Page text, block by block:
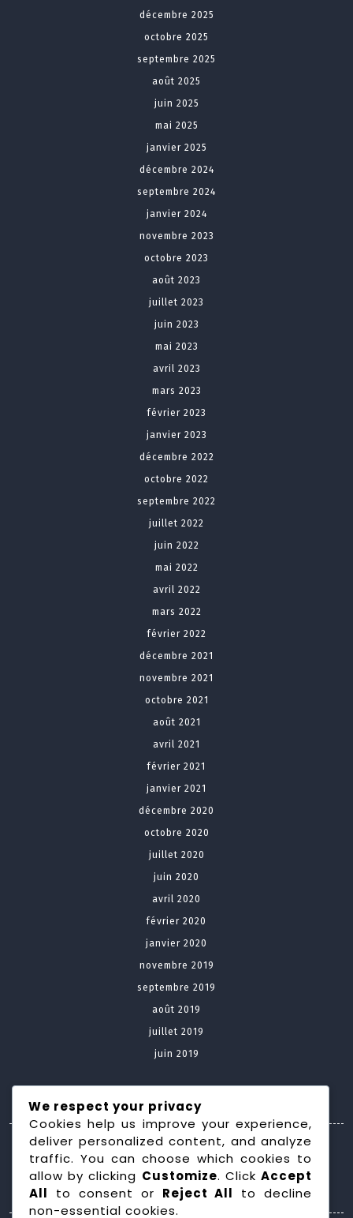
décembre 2025
octobre 2025
septembre 2025
août 2025
juin 2025
mai 2025
janvier 2025
décembre 2024
septembre 2024
janvier 2024
novembre 2023
octobre 2023
août 2023
juillet 2023
juin 2023
mai 2023
avril 2023
mars 2023
février 2023
janvier 2023
décembre 2022
octobre 2022
septembre 2022
juillet 2022
juin 2022
mai 2022
avril 2022
mars 2022
février 2022
décembre 2021
novembre 2021
octobre 2021
août 2021
avril 2021
février 2021
janvier 2021
décembre 2020
octobre 2020
juillet 2020
juin 2020
avril 2020
février 2020
janvier 2020
novembre 2019
septembre 2019
août 2019
juillet 2019
juin 2019
Meta
Connexion
Categories
We respect your privacy
Cookies help us improve your experience,
deliver personalized content, and analyze
traffic. You can choose which cookies to
allow by clicking Customize. ClickAccept
All to consent or Reject All
to decline
non-essential cookies.